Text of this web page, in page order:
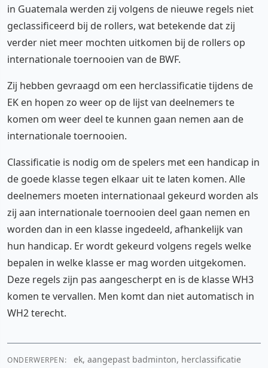
in Guatemala werden zij volgens de nieuwe regels niet
geclassificeerd bij de rollers, wat betekende dat zij
verder niet meer mochten uitkomen bij de rollers op
internationale toernooien van de BWF.
Zij hebben gevraagd om een herclassificatie tijdens de
EK en hopen zo weer op de lijst van deelnemers te
komen om weer deel te kunnen gaan nemen aan de
internationale toernooien.
Classificatie is nodig om de spelers met een handicap in
de goede klasse tegen elkaar uit te laten komen. Alle
deelnemers moeten internationaal gekeurd worden als
zij aan internationale toernooien deel gaan nemen en
worden dan in een klasse ingedeeld, afhankelijk van
hun handicap. Er wordt gekeurd volgens regels welke
bepalen in welke klasse er mag worden uitgekomen.
Deze regels zijn pas aangescherpt en is de klasse WH3
komen te vervallen. Men komt dan niet automatisch in
WH2 terecht.
ONDERWERPEN: ek, aangepast badminton, herclassificatie